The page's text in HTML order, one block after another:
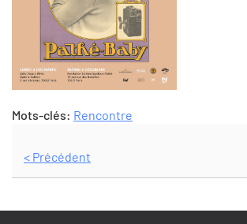
Mots-clés: Rencontre
< Précédent